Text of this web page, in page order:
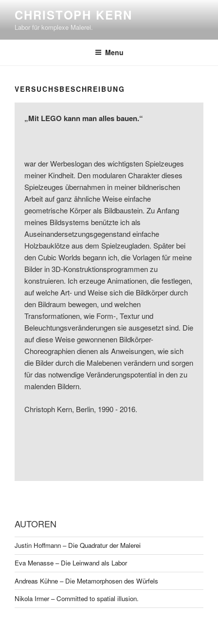
content
CHRISTOPH KERN
Labor für komplexe Malerei.
Menu
VERSUCHSBESCHREIBUNG
„Mit LEGO kann man alles bauen.“
war der Werbeslogan des wichtigsten Spielzeuges
meiner Kindheit. Den modularen Charakter dieses
Spielzeuges übernahmen in meiner bildnerischen
Arbeit auf ganz ähnliche Weise einfache
geometrische Körper als Bildbaustein. Zu Anfang
meines Bildsystems benützte ich als
Auseinandersetzungsgegenstand einfache
Holzbauklötze aus dem Spielzeugladen. Später bei
den Cubic Worlds begann ich, die Vorlagen für meine
Bilder in 3D-Konstruktionsprogrammen zu
konstruieren. Ich erzeuge Animationen, die festlegen,
auf welche Art- und Weise sich die Bildkörper durch
den Bildraum bewegen, und welchen
Transformationen, wie Form-, Textur und
Beleuchtungsveränderungen sie ausgesetzt sind. Die
auf diese Weise gewonnenen Bildkörper-
Choreographien dienen als Anweisungen, wie sich
die Bilder durch die Malebenen verändern und sorgen
für das notwendige Veränderungspotential in den zu
malenden Bildern.
Christoph Kern, Berlin, 1990 - 2016.
AUTOREN
Justin Hoffmann – Die Quadratur der Malerei
Eva Menasse – Die Leinwand als Labor
Andreas Kühne – Die Metamorphosen des Würfels
Nikola Irmer – Committed to spatial illusion.